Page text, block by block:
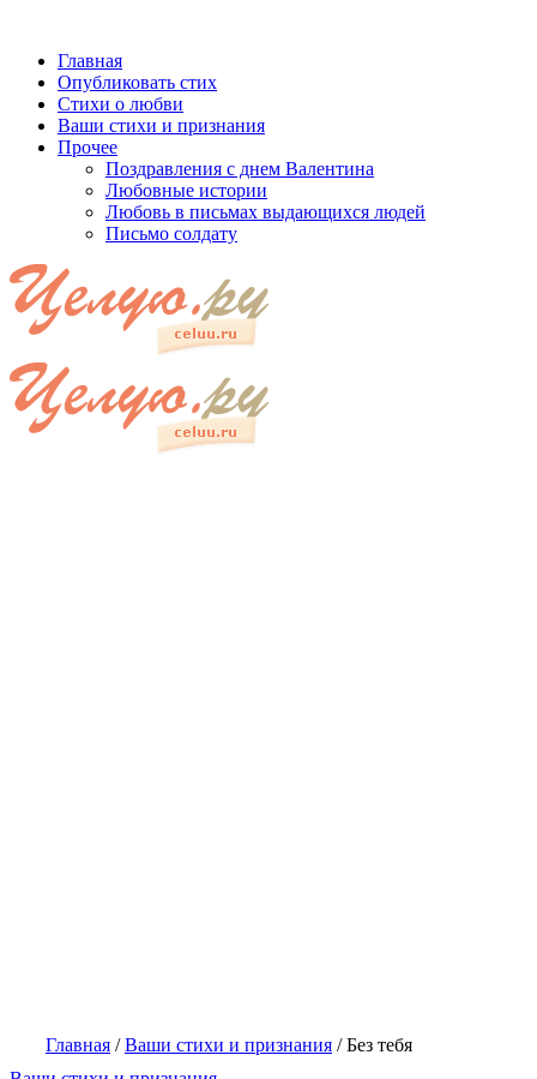
Главная
Опубликовать стих
Стихи о любви
Ваши стихи и признания
Прочее
Поздравления с днем Валентина
Любовные истории
Любовь в письмах выдающихся людей
Письмо солдату
Главная /Ваши стихи и признания /Без тебя